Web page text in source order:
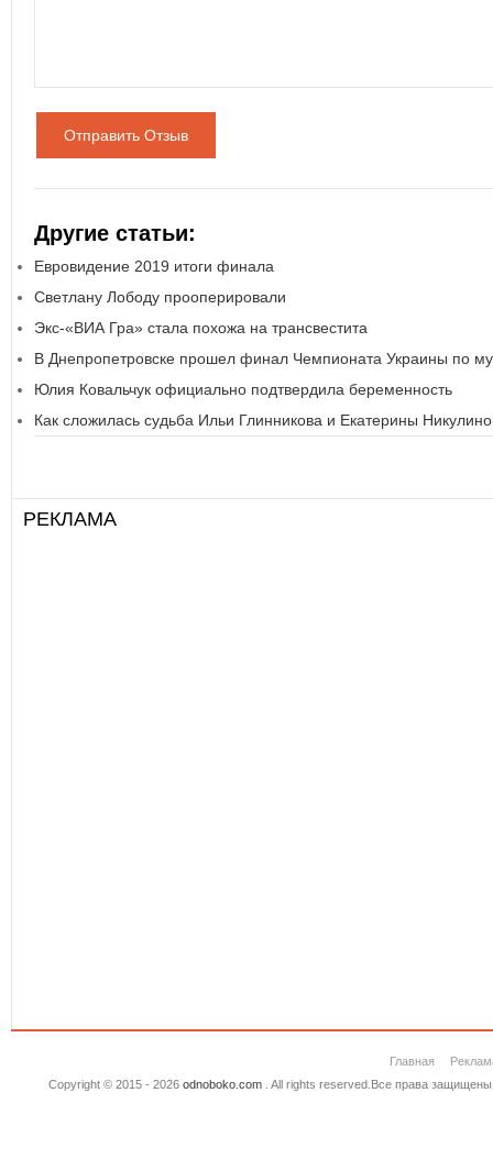
Отправить Отзыв
Другие статьи:
Евровидение 2019 итоги финала
Светлану Лободу прооперировали
Экс-«ВИА Гра» стала похожа на трансвестита
В Днепропетровске прошел финал Чемпионата Украины по
Юлия Ковальчук официально подтвердила беременность
Как сложилась судьба Ильи Глинникова и Екатерины
РЕКЛАМА
Главная
Copyright © 2015 - 2026 odnoboko.com. All rights reserved.Все права защищены.